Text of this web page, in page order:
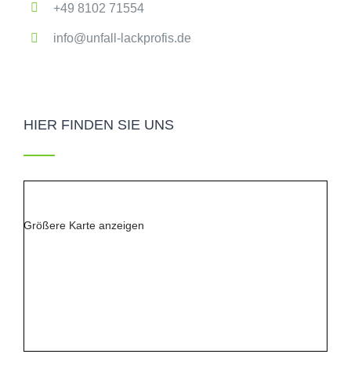
+49 8102 71554
info@unfall-lackprofis.de
HIER FINDEN SIE UNS
Größere Karte anzeigen